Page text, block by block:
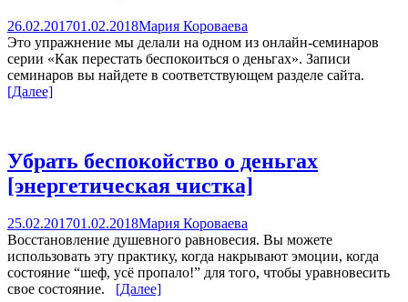
26.02.201701.02.2018Мария Короваева
Это упражнение мы делали на одном из онлайн-семинаров
серии «Как перестать беспокоиться о деньгах». Записи
семинаров вы найдете в соответствующем разделе сайта.
[Далее]
Убрать беспокойство о деньгах
[энергетическая чистка]
25.02.201701.02.2018Мария Короваева
Восстановление душевного равновесия. Вы можете
использовать эту практику, когда накрывают эмоции, когда
состояние “шеф, усё пропало!” для того, чтобы уравновесить
свое состояние. [Далее]